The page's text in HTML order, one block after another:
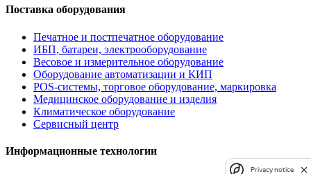
Поставка оборудования
Печатное и постпечатное оборудование
ИБП, батареи, электрооборудование
Весовое и измерительное оборудование
Оборудование автоматизации и КИП
POS-системы, торговое оборудование, маркировка
Медицинское оборудование и изделия
Климатическое оборудование
Сервисный центр
Информационные технологии
Privacy notice